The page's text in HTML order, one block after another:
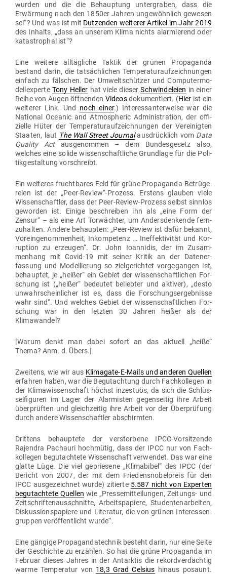
wurden und die die Behauptung unter­graben, dass die
Erwärmung nach den 1850er Jahren unge­wöhnlich gewesen
sei“? Und was ist mit Dut­zenden wei­terer Artikel im Jahr 2019
des Inhalts, „dass an unserem Klima nichts alar­mierend oder
kata­strophal ist“?
Eine weitere all­täg­liche Taktik der grünen Pro­pa­ganda
bestand darin, die tat­säch­lichen Tem­pe­ra­tur­auf­zeich­nungen
einfach zu fäl­schen. Der Umwelt­schützer und Com­pu­ter­mo­
dell­ex­perte Tony Heller hat viele dieserSchwin­de­leien in einer
Reihe von Augen öff­nenden Videosdoku­men­tiert. (Hier ist ein
wei­terer Link. Und noch einer.) Inter­es­san­ter­weise war die
National Oceanic and Atmo­spheric Admi­nis­tration, der offi­
zielle Hüter der Tem­pe­ra­tur­auf­zeich­nungen der Ver­ei­nigten
Staaten, laut The Wall Street Journalaus­drücklich vom Data
Quality Actaus­ge­nommen – dem Bun­des­gesetz also,
welches eine solide wis­sen­schaft­liche Grundlage für die Poli­
tik­ge­staltung vorschreibt.
Ein wei­teres frucht­bares Feld für grüne Pro­pa­ganda-Betrü­ge­
reien ist der „Peer-Review“-Prozess. Erstens glauben viele
Wis­sen­schaftler, dass der Peer-Review-Prozess selbst sinnlos
geworden ist. Einige beschreiben ihn als „eine Form der
Zensur“ – als eine Art Tor­wächter, um Anders­den­kende fern­
zu­halten. Andere behaupten: „Peer-Review ist dafür bekannt,
Vor­ein­ge­nom­menheit, Inkom­petenz … Inef­fek­ti­vität und Kor­
ruption zu erzeugen“. Dr. John Ioannidis, der im Zusam­
menhang mit Covid-19 mit seiner Kritik an der Daten­er­
fassung und Model­lierung so ziel­ge­richtet vor­ge­gangen ist,
behauptet, je „heißer“ ein Gebiet der wis­sen­schaft­lichen For­
schung ist („heißer“ bedeutet beliebter und aktiver), „desto
unwahr­schein­licher ist es, dass die For­schungs­er­geb­nisse
wahr sind“. Und welches Gebiet der wis­sen­schaft­lichen For­
schung war in den letzten 30 Jahren heißer als der
Klimawandel?
[Warum denkt man dabei sofort an das aktuell „heiße“
Thema? Anm. d. Übers.]
Zweitens, wie wir aus Kli­magate-E-Mails und anderen Quellen
erfahren haben, war die Begut­achtung durch Fach­kol­legen in
der Kli­ma­wis­sen­schaft höchst inzestuös, da sich die Schlüs­
sel­fi­guren im Lager der Alar­misten gegen­seitig ihre Arbeit
über­prüften und gleich­zeitig ihre Arbeit vor der Über­prüfung
durch andere Wis­sen­schaftler abschirmten.
Drittens behauptete der ver­storbene IPCC-Vor­sit­zende
Rajendra Pachauri hoch­mütig, dass der IPCC nur von Fach­
kol­legen begut­achtete Wis­sen­schaft ver­wendet. Das war eine
glatte Lüge. Die viel gepriesene „Kli­ma­bibel“ des IPCC (der
Bericht von 2007, der mit dem Frie­dens­no­bel­preis für den
IPCC aus­ge­zeichnet wurde) zitierte 5.587 nicht von Experten
begut­achtete Quellen wie „Pres­se­mit­tei­lungen, Zei­tungs- und
Zeit­schrif­ten­aus­schnitte, Arbeits­pa­piere, Stu­den­ten­ar­beiten,
Dis­kus­si­ons­pa­piere und Lite­ratur, die von grünen Inter­es­sen­
gruppen ver­öf­fent­licht wurde“.
Eine gängige Pro­pa­gan­da­technik besteht darin, nur eine Seite
der Geschichte zu erzählen. So hat die grüne Pro­pa­ganda im
Februar dieses Jahres in der Ant­arktis die rekord­ver­dächtig
warme Tem­pe­ratur von 18,3 Grad Celsius hinaus posaunt.